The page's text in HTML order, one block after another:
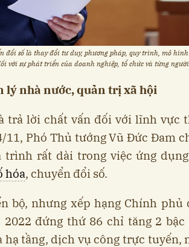
đổi số là thay đổi tư duy, phương pháp, quy trình, mô
với sự phát triển của doanh nghiệp, tổ chức và từng
lý nhà nước, quản trị xã hội
trả lời chất vấn đối với lĩnh vực
Phó Thủ tướng Vũ Đức Đam
trình rất dài trong việc ứng
hóa, chuyển đổi số.
bộ, nhưng xếp hạng Chính phủ
2022 đứng thứ 86 chỉ tăng 2 bậc
hạ tầng, dịch vụ công trực tuyến,